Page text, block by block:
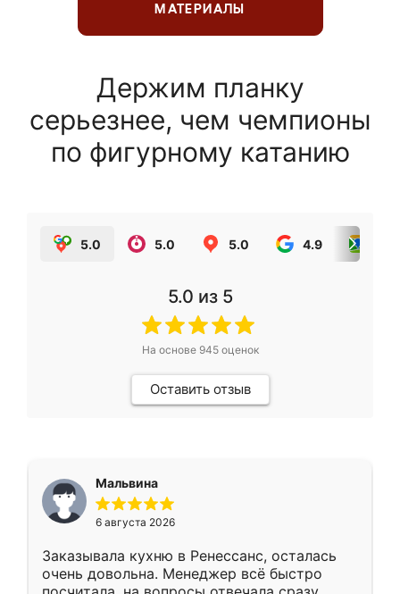
МАТЕРИАЛЫ
Держим планку
серьезнее, чем чемпионы
по фигурному катанию
5.0 5.0 5.0 4.9
5.0 из 5
На основе 945оценок
Оставить отзыв
Мальвина
6 августа 2026
Заказывала кухню в Ренессанс, осталась
очень довольна. Менеджер всё быстро